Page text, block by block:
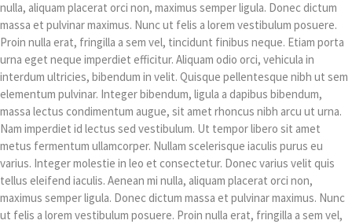
nulla, aliquam placerat orci non, maximus semper ligula. Donec dictum
massa et pulvinar maximus. Nunc ut felis a lorem vestibulum posuere.
Proin nulla erat, fringilla a sem vel, tincidunt finibus neque. Etiam porta
urna eget neque imperdiet efficitur. Aliquam odio orci, vehicula in
interdum ultricies, bibendum in velit. Quisque pellentesque nibh ut sem
elementum pulvinar. Integer bibendum, ligula a dapibus bibendum,
massa lectus condimentum augue, sit amet rhoncus nibh arcu ut urna.
Nam imperdiet id lectus sed vestibulum. Ut tempor libero sit amet
metus fermentum ullamcorper. Nullam scelerisque iaculis purus eu
varius. Integer molestie in leo et consectetur. Donec varius velit quis
tellus eleifend iaculis. Aenean mi nulla, aliquam placerat orci non,
maximus semper ligula. Donec dictum massa et pulvinar maximus. Nunc
ut felis a lorem vestibulum posuere. Proin nulla erat, fringilla a sem vel,